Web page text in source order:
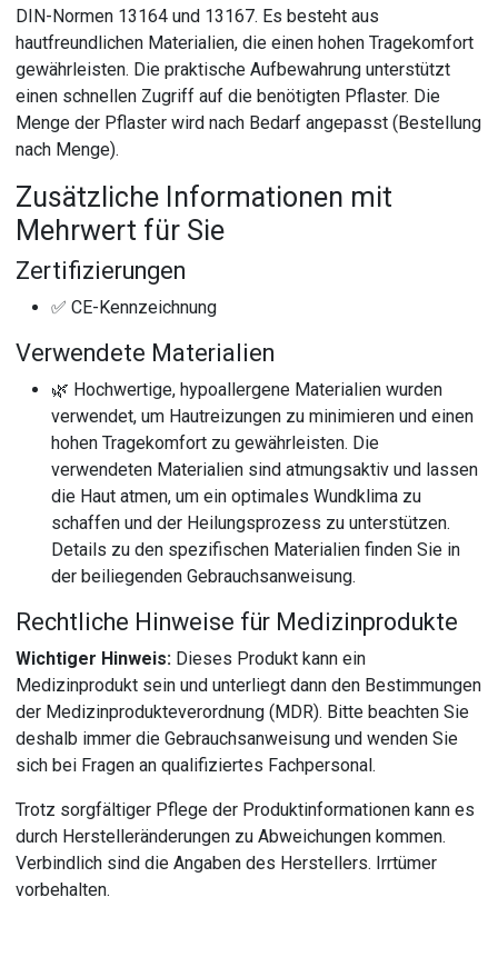
DIN-Normen 13164 und 13167. Es besteht aus
hautfreundlichen Materialien, die einen hohen Tragekomfort
gewährleisten. Die praktische Aufbewahrung unterstützt
einen schnellen Zugriff auf die benötigten Pflaster. Die
Menge der Pflaster wird nach Bedarf angepasst (Bestellung
nach Menge).
Zusätzliche Informationen mit
Mehrwert für Sie
Zertifizierungen
✅ CE-Kennzeichnung
Verwendete Materialien
🌿 Hochwertige, hypoallergene Materialien wurden
verwendet, um Hautreizungen zu minimieren und einen
hohen Tragekomfort zu gewährleisten. Die
verwendeten Materialien sind atmungsaktiv und lassen
die Haut atmen, um ein optimales Wundklima zu
schaffen und der Heilungsprozess zu unterstützen.
Details zu den spezifischen Materialien finden Sie in
der beiliegenden Gebrauchsanweisung.
Rechtliche Hinweise für Medizinprodukte
Wichtiger Hinweis: Dieses Produkt kann ein
Medizinprodukt sein und unterliegt dann den Bestimmungen
der Medizinprodukteverordnung (MDR). Bitte beachten Sie
deshalb immer die Gebrauchsanweisung und wenden Sie
sich bei Fragen an qualifiziertes Fachpersonal.
Trotz sorgfältiger Pflege der Produktinformationen kann es
durch Herstelleränderungen zu Abweichungen kommen.
Verbindlich sind die Angaben des Herstellers. Irrtümer
vorbehalten.